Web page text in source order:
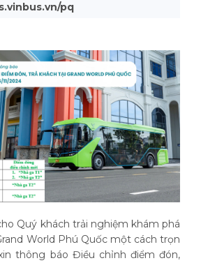
pq
Quý khách trải nghiệm khám phá
World Phú Quốc một cách trọn
thông báo Điều chỉnh điểm đón,